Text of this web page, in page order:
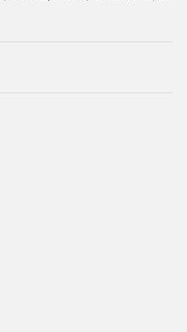
Fonts.
и приобретением